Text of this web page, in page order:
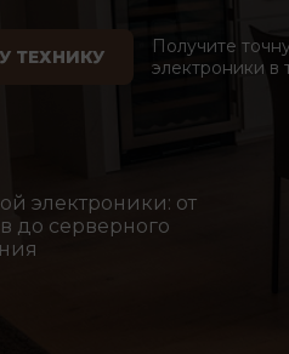
ТЕХНИКУ
Получите
электроники в
электроники: от
до серверного